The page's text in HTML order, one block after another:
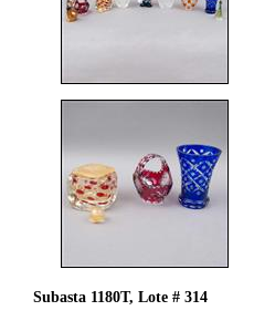
Subasta 1180T, Lote # 314